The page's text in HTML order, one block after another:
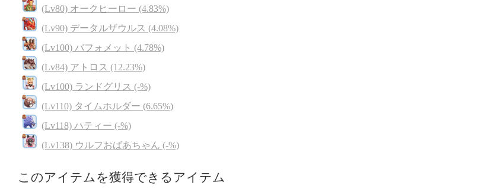
(Lv80) オークヒーロー (4.83%)
(Lv90) データルザウルス (4.08%)
(Lv100) バフォメット (4.78%)
(Lv84) アトロス (12.23%)
(Lv100) ランドグリス (-%)
(Lv110) タイムホルダー (6.65%)
(Lv118) ハティー (-%)
(Lv138) ウルフおばあちゃん (-%)
このアイテムを獲得できるアイテム